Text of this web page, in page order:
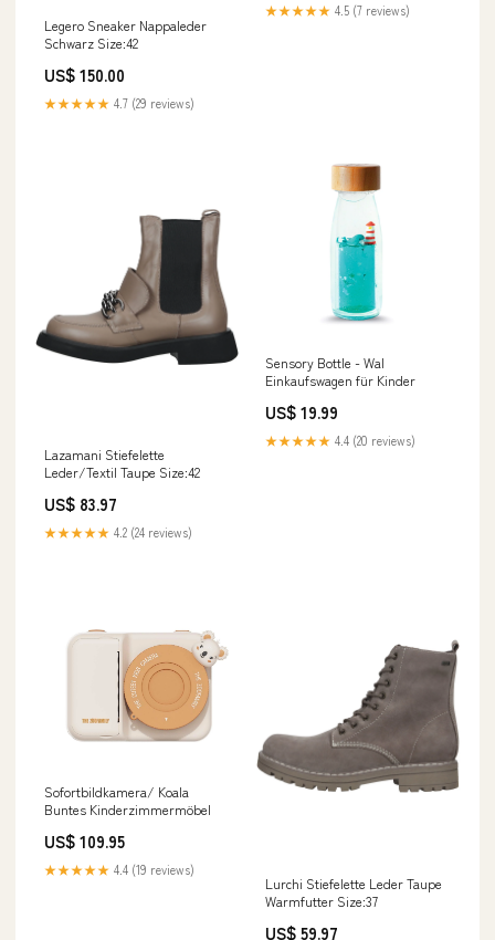
Legero Sneaker Nappaleder
Schwarz Size:42
US$ 150.00
★★★★★ 4.7 (29 reviews)
★★★★★ 4.5 (7 reviews)
Lazamani Stiefelette
Leder/Textil Taupe Size:42
US$ 83.97
★★★★★ 4.2 (24 reviews)
Sensory Bottle - Wal
Einkaufswagen für Kinder
US$ 19.99
★★★★★ 4.4 (20 reviews)
Sofortbildkamera/ Koala
Buntes Kinderzimmermöbel
US$ 109.95
★★★★★ 4.4 (19 reviews)
Lurchi Stiefelette Leder Taupe
Warmfutter Size:37
US$ 59.97